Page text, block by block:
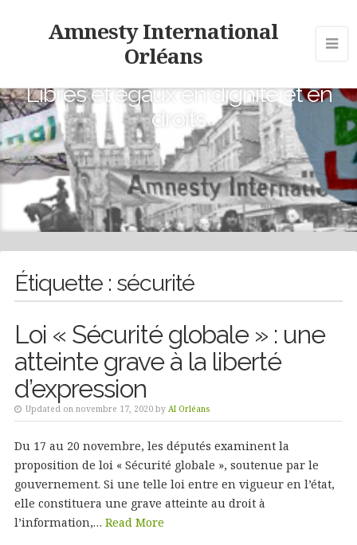
Amnesty International
Orléans
Libres et égaux en dignité et en
droits
Étiquette : sécurité
Loi « Sécurité globale » : une
atteinte grave à la liberté
d’expression
Updated on novembre 17, 2020 by AI Orléans
Du 17 au 20 novembre, les députés examinent la
proposition de loi « Sécurité globale », soutenue par le
gouvernement. Si une telle loi entre en vigueur en l’état,
elle constituera une grave atteinte au droit à
l’information,… Read More